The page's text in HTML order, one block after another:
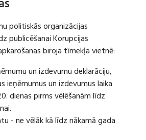
politiskās organizācijas
publicēšanai Korupcijas
biroja tīmekļa vietnē:
un izdevumu deklarāciju,
ieņēmumus un izdevumus laika
dienas pirms vēlēšanām līdz
- ne vēlāk kā līdz nākamā gada